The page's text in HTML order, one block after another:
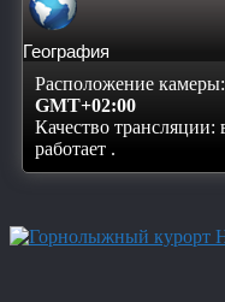
География
Расположение камеры:
GMT+02:00
Качество трансляции:
работает .